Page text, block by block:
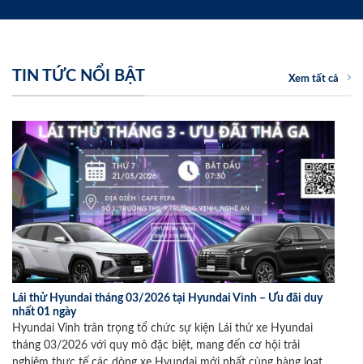
TIN TỨC NỔI BẬT Xem tất cả
Lái thử Hyundai tháng 03/2026 tại Hyundai Vinh – Ưu đãi duy
nhất 01 ngày
Hyundai Vinh trân trọng tổ chức sự kiện Lái thử xe Hyundai
tháng 03/2026 với quy mô đặc biệt, mang đến cơ hội trải